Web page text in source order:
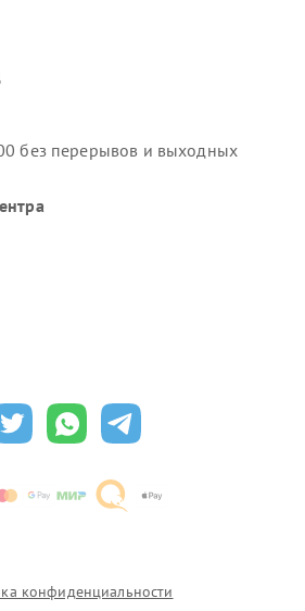
без перерывов и выходных
конфиденциальности